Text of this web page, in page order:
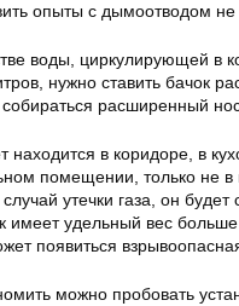
опыты с дымоотводом
воды, циркулирующей в
нужно ставить бачок
расширенный
находится в коридоре, в
помещении, только не
утечки газа, он будет
имеет удельный вес
появиться
можно пробовать